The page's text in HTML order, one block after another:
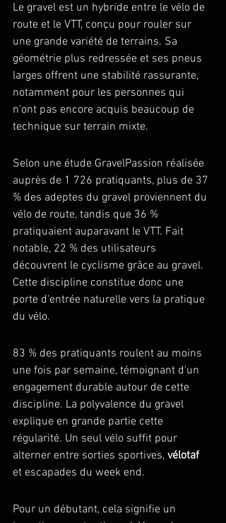
Le gravel est un hybride entre le vélo de
route et le VTT, conçu pour rouler sur
une grande variété de terrains. Sa
géométrie plus redressée et ses pneus
larges offrent une stabilité rassurante,
notamment pour les personnes qui
n'ont pas encore acquis beaucoup de
technique sur terrain mixte.
Selon une étude GravelPassion réalisée
auprès de 1 726 pratiquants, plus de 37
% des adeptes du gravel proviennent du
vélo de route, tandis que 36 %
pratiquaient auparavant le VTT. Fait
notable, 22 % des utilisateurs
découvrent le cyclisme grâce au gravel.
Cette discipline constitue donc une
porte d'entrée naturelle vers la pratique
du vélo.
83 % des pratiquants roulent au moins
une fois par semaine, témoignant d'un
engagement durable autour de cette
discipline. La polyvalence du gravel
explique en grande partie cette
régularité. Un seul vélo suffit pour
alterner entre sorties sportives, vélotaf
et escapades du week end.
Pour un débutant, cela signifie un